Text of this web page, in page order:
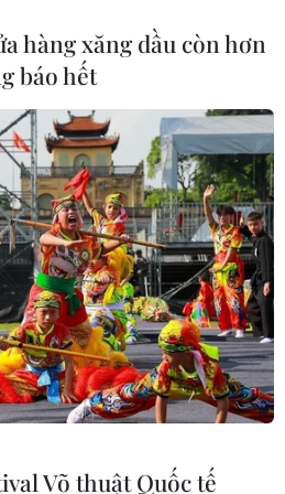
ngân sách
74,96% dự
sách gần
bảo hiểm
nguyên liệu
chip
hàng xăng dầu còn hơn
báo hết
Võ thuật Quốc tế